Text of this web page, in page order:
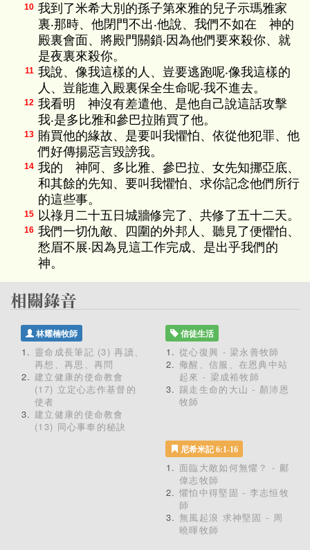
10 我到了米希大別的孫子第來雅的兒子示瑪雅家
裏‧那時、他閉門不出‧他說、我們不如在 神的
殿裏會面、將殿門關鎖‧因為他們要來殺你、就
是夜裏來殺你。
11 我說、像我這樣的人、豈要逃跑呢‧像我這樣的
人、豈能進入殿裏保全生命呢‧我不進去。
12 我看明 神沒有差遣他、是他自己說這話攻擊
我‧是多比雅和參巴拉賄買了他。
13 賄買他的緣故、是要叫我懼怕、依從他犯罪、他
們好傳揚惡言毀謗我。
14 我的 神阿、多比雅、參巴拉、女先知挪亞底、
和其餘的先知、要叫我懼怕、求你記念他們所行
的這些事。
15 以祿月二十五日城牆修完了、共修了五十二天。
16 我們一切仇敵、四圍的外邦人、聽見了便懼怕、
愁眉不展‧因為見這工作完成、是出乎我們的
神。
林耀楠牧師
靈命成長筆記 (3) 再讀、
再想、再思、再問
建立健康的使命教會
(17) 立定心志作基督的
使者
建立健康的使命教會
(13) 同心事奉的秘訣
信徒生活
從心復興 - 梁永善牧師
儆醒、信服、在恩典中站
起來 - 梁成裕牧師
踢走生命的大山 - 顏沛恩
牧師
尼希米記 6:1-16
面臨大敵如何無懼？ - 鄺
偉志牧師
懼怕中得堅固 - 李志恒牧
師
無風起浪 求神堅固 - 周
曉暉牧師